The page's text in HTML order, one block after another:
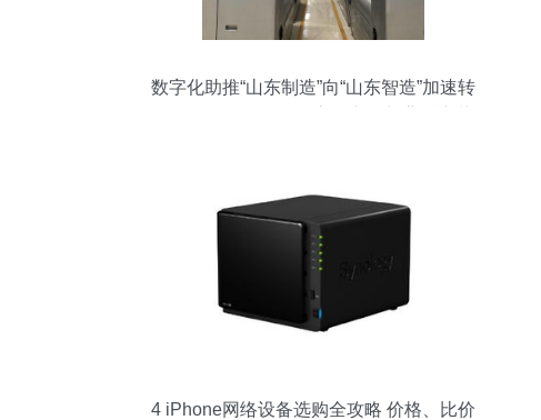
数字化助推“山东制造”向“山东智造”加速转
4 iPhone网络设备选购全攻略 价格、比价